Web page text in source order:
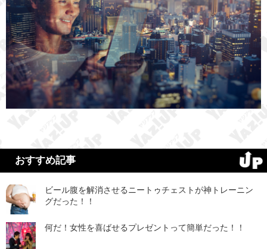
おすすめ記事
ビール腹を解消させるニートゥチェストが神トレーニン
グだった！！
何だ！女性を喜ばせるプレゼントって簡単だった！！